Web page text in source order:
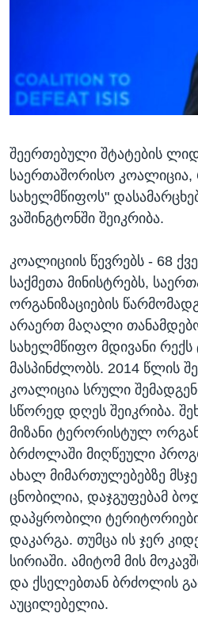
ᲛᲔᲪᲜᲘᲔᲠᲔᲑᲐ
ᲘᲜᲢᲔᲠᲕᲘᲣ
ᲒᲐᲚᲘᲚᲔᲝ
ᲓᲔᲖᲘᲜᲤᲝᲠᲛᲐᲪᲘᲐ
ᲗᲕᲐᲚᲘ ᲒᲕᲐᲓᲔᲕᲜᲔᲗ
ენები
შეერთებული შტატების
საერთაშორისო
სახელმწიფოს"
ვაშინგტონში შეიკრიბა.
კოალიციის წევრებს - 68
საქმეთა მინისტრებს,
ორგანიზაციების
არაერთ მაღალი
სახელმწიფო მდივანი
მასპინძლობს. 2014 წლის
კოალიცია სრული
სწორედ დღეს შეიკრიბა.
მიზანი ტერორისტულ
ბრძოლაში მიღწეული
ახალ მიმართულებებზე
ცნობილია, დაჯგუფებამ
დაპყრობილი
დაკარგა. თუმცა ის ჯერ
სირიაში. ამიტომ მის
და ქსელებთან ბრძოლის
აუცილებელია.